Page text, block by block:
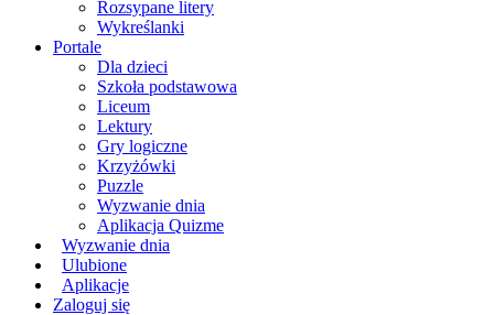
Rozsypane litery
Wykreślanki
Portale
Dla dzieci
Szkoła podstawowa
Liceum
Lektury
Gry logiczne
Krzyżówki
Puzzle
Wyzwanie dnia
Aplikacja Quizme
Wyzwanie dnia
Ulubione
Aplikacje
Zaloguj się